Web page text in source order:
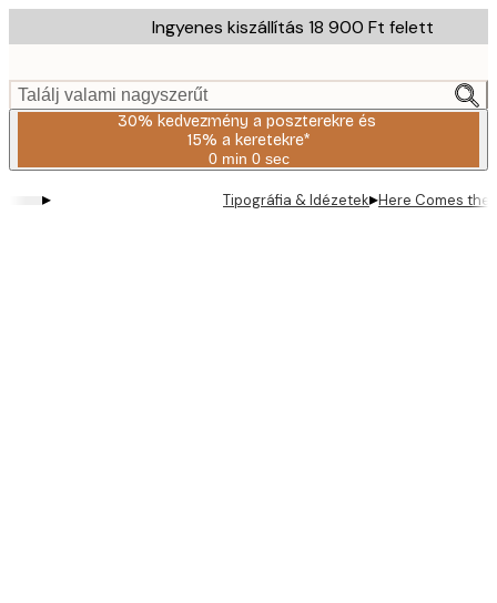
to
content.
Ingyenes kiszállítás 18 900 Ft felett
Találj valami nagyszerűt
30% kedvezmény a poszterekre és
15% a keretekre*
0 min 0 sec
Érvényes:
08-
▸ Tipográfia & Idézetek▸Here Comes the